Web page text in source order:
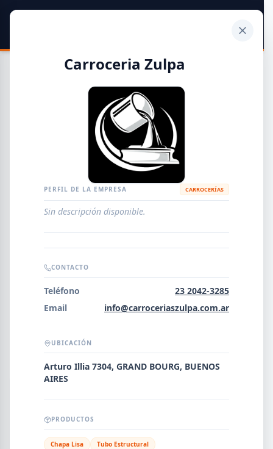
Guía de Empresas Metalúrgicas y Siderúrgicas
METALÚRGICAS
EMPRESAS AGREGAR EMPRESA
Error al cargar empresas.
SEGMENTO
Carroceria Zulpa
PERFIL DE LA EMPRESA CARROCERÍAS
Sin descripción disponible.
CONTACTO
Teléfono
23 2042-3285
Email
info@carroceriaszulpa.com.ar
UBICACIÓN
Arturo Illia 7304, GRAND BOURG, BUENOS
AIRES
PRODUCTOS
Chapa Lisa Tubo Estructural